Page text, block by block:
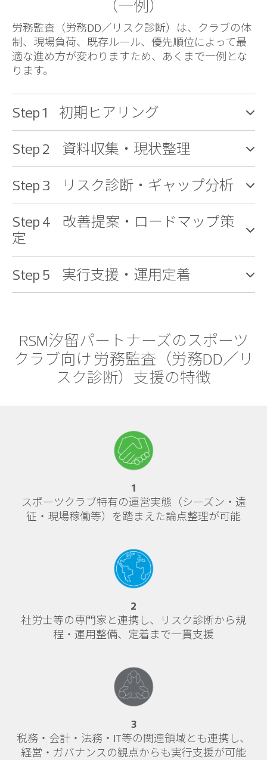
（一例）
労務監査（労務DD／リスク診断）は、クラブの体
制、現場負荷、既存ルール、優先順位によって最
適な進め方が変わりますため、あくまで一例とな
ります。
Step 1 初期ヒアリング
Step 2 資料収集・現状整理
Step 3 リスク診断・ギャップ分析
Step 4 改善提案・ロードマップ策
定
Step 5 実行支援・運用定着
RSM汐留パートナーズのスポーツ
クラブ向け 労務監査（労務DD／リ
スク診断）支援の特徴
1
スポーツクラブ特有の運営実態（シーズン・遠
征・現場稼働等）を踏まえた論点整理が可能
2
社労士等の専門家と連携し、リスク診断から規
程・運用整備、定着まで一貫支援
3
税務・会計・法務・IT等の関連領域とも連携し、
経営・ガバナンスの観点からも実行支援が可能